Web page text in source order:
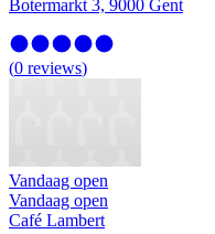
Botermarkt 3, 9000 Gent
(0 reviews)
Vandaag open
Vandaag open
Café Lambert